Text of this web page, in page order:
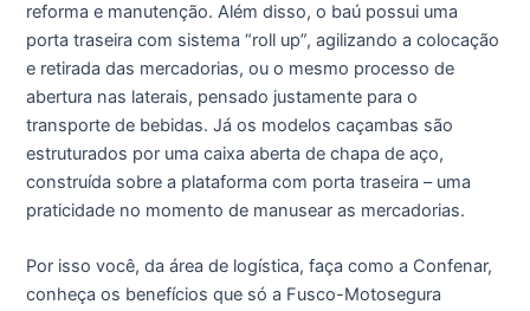
reforma e manutenção. Além disso, o baú possui uma
porta traseira com sistema “roll up”, agilizando a colocação
e retirada das mercadorias, ou o mesmo processo de
abertura nas laterais, pensado justamente para o
transporte de bebidas. Já os modelos caçambas são
estruturados por uma caixa aberta de chapa de aço,
construída sobre a plataforma com porta traseira – uma
praticidade no momento de manusear as mercadorias.
Por isso você, da área de logística, faça como a Confenar,
conheça os benefícios que só a Fusco-Motosegura